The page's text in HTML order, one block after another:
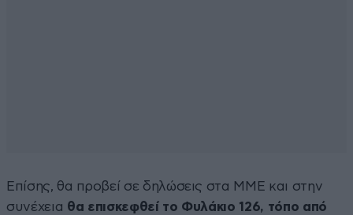
Επίσης, θα προβεί σε δηλώσεις στα ΜΜΕ και στην
συνέχεια θα επισκεφθεί το Φυλάκιο 126, τόπο από